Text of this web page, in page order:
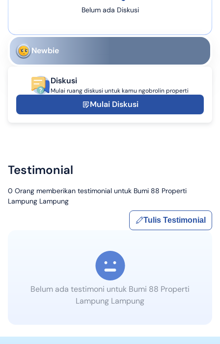
Belum ada Diskusi
Newbie
Diskusi
Mulai ruang diskusi untuk kamu ngobrolin properti
Mulai Diskusi
Testimonial
0 Orang memberikan testimonial untuk Bumi 88 Properti
Lampung Lampung
Tulis Testimonial
Belum ada testimoni untuk Bumi 88 Properti
Lampung Lampung